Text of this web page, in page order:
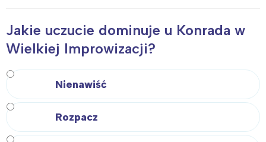
Jakie uczucie dominuje u Konrada w
Wielkiej Improwizacji?
Nienawiść
Rozpacz